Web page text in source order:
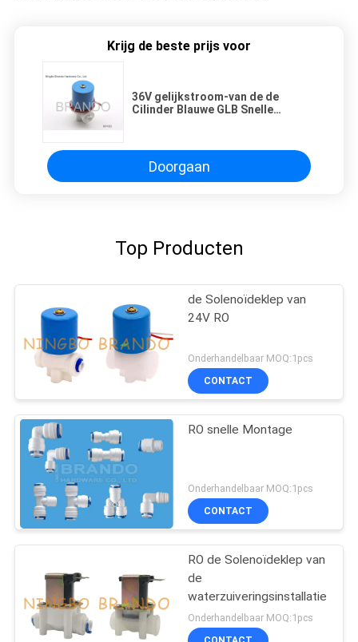
Krijg de beste prijs voor
36V gelijkstroom-van de de
Cilinder Blauwe GLB Snelle
Systeemdelen
Doorgaan
Top Producten
de Solenoïdeklep van
24V RO
Onderhandelbaar MOQ:1pcs
CONTACT
RO snelle Montage
Onderhandelbaar MOQ:1pcs
CONTACT
RO de Solenoïdeklep van
de
waterzuiveringsinstallatie
Onderhandelbaar MOQ:1pcs